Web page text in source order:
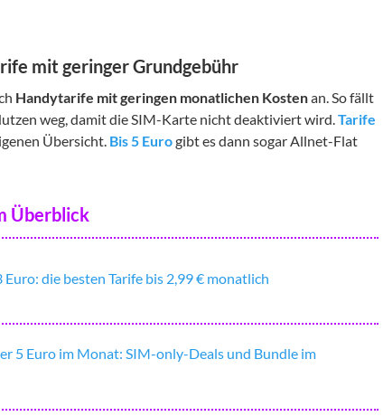
mit geringer Grundgebühr
Handytarife mit geringen monatlichen Kostenan. So fällt
weg, damit die SIM-Karte nicht deaktiviert wird. Tarife
Übersicht. Bis 5 Eurogibt es dann sogar Allnet-Flat
Überblick
die besten Tarife bis 2,99 € monatlich
5 Euro im Monat: SIM-only-Deals und Bundle im